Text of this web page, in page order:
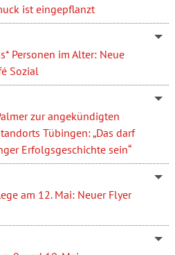
ist eingepflanzt
Personen im Alter: Neue
Sozial
zur angekündigten
Tübingen: „Das darf
Erfolgsgeschichte sein“
am 12. Mai: Neuer Flyer